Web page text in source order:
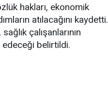
hakları, ekonomik
atılacağını kaydetti.
çalışanlarının
belirtildi.